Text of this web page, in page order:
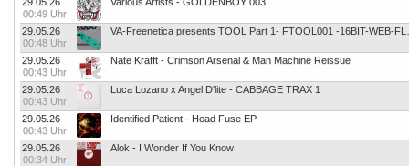
00:49 Uhr
29.05.26
00:48 Uhr
29.05.26
00:43 Uhr
Nate Krafft - Crimson Arsenal & Man Machine Reissue
29.05.26
00:43 Uhr
Luca Lozano x Angel D'lite - CABBAGE TRAX 1
29.05.26
00:43 Uhr
Identified Patient - Head Fuse EP
29.05.26
00:34 Uhr
Alok - I Wonder If You Know